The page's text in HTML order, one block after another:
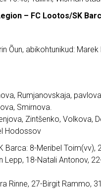
– FC Lootos/SK
Õun, abikohtunikud:
Rumjanovskaja,
Smirnova.
Zintšenko, Volkova,
Hodossov
Barca: 8-Meribel Toim(vv),
Lepp, 18-Natali Antonov,
Rinne, 27-Birgit Rammo,